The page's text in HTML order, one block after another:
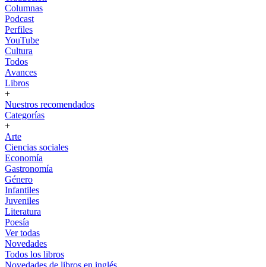
Columnas
Podcast
Perfiles
YouTube
Cultura
Todos
Avances
Libros
+
Nuestros recomendados
Categorías
+
Arte
Ciencias sociales
Economía
Gastronomía
Género
Infantiles
Juveniles
Literatura
Poesía
Ver todas
Novedades
Todos los libros
Novedades de libros en inglés